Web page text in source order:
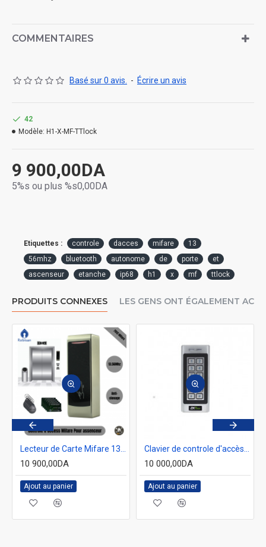
COMMENTAIRES
Basé sur 0 avis. - Écrire un avis
9 900,00DA
5%s ou plus %s0,00DA
42
Modèle: H1-X-MF-TTlock
Etiquettes : controle dacces mifare
13
56mhz
bluetooth autonome de porte
et
ascenseur
etanche ip68 h1 x mf ttlock
PRODUITS CONNEXES LES GENS ONT ÉGALEMENT
10 900,00DA
Ajout au panier
10 000,00DA
Ajout au panier